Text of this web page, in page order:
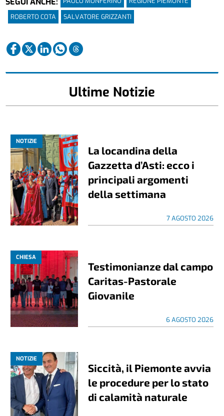
ROBERTO COTA
SALVATORE GRIZZANTI
Ultime Notizie
NOTIZIE
La locandina della
Gazzetta d’Asti: ecco i
principali argomenti
della settimana
7 AGOSTO 2026
CHIESA
Testimonianze dal campo
Caritas-Pastorale
Giovanile
6 AGOSTO 2026
NOTIZIE
Siccità, il Piemonte avvia
le procedure per lo stato
di calamità naturale